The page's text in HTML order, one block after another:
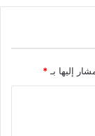
إليها بـ *